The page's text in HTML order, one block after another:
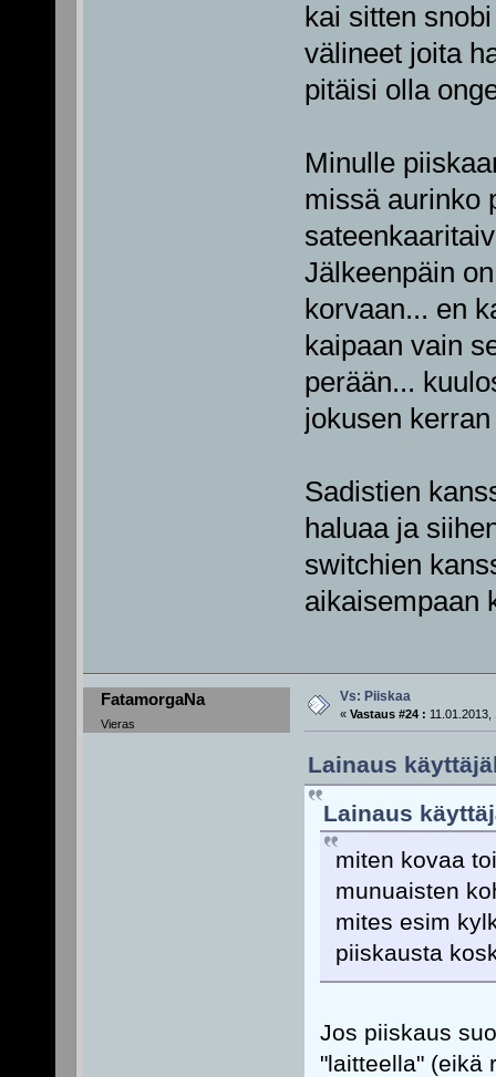
kai sitten
välineet joita
pitäisi olla
Minulle
missä aurinko
Jälkeenpäin
korvaan... en
kaipaan vain
perään...
jokusen
Sadistien
haluaa ja
switchien
aikaisempaan
FatamorgaNa
Vieras
Vs: Piiskaa
« Vastaus #24 : 11.01.2013,
Lainaus
Lainaus
miten kovaa
munuaisten
mites esim
piiskausta
Jos piiskaus
"laitteella" (eikä